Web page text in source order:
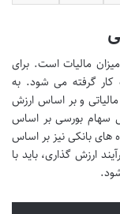
مالیات است. برای
کار گرفته می شود. به
و بر اساس ارزش
سهام بورسی بر اساس
بانکی نیز بر اساس
ارزش گذاری، باید با